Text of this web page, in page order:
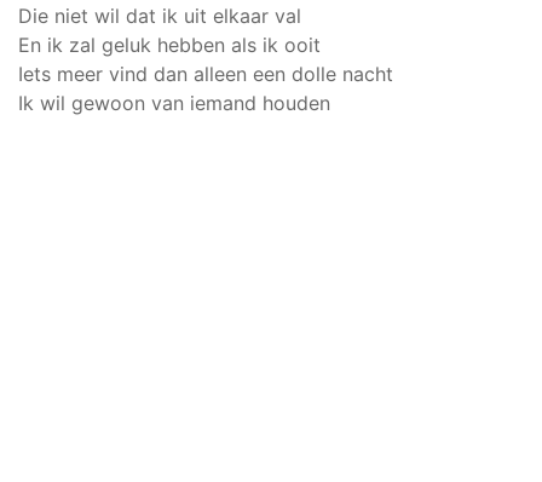
Die niet wil dat ik uit elkaar val
En ik zal geluk hebben als ik ooit
Iets meer vind dan alleen een dolle nacht
Ik wil gewoon van iemand houden